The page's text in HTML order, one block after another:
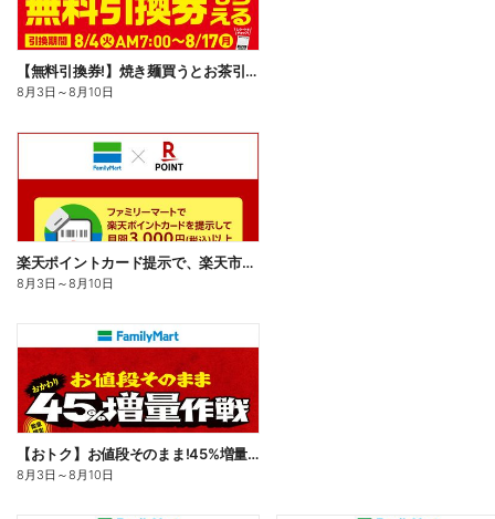
【無料引換券!】焼き麺買うとお茶引換券貰える!
8月3日 ～8月10日
楽天ポイントカード提示で、楽天市場でのお買い物がおトクに!
8月3日 ～8月10日
【おトク】お値段そのまま!45%増量作戦!
8月3日 ～8月10日